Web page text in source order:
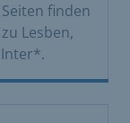
finden
Lesben,